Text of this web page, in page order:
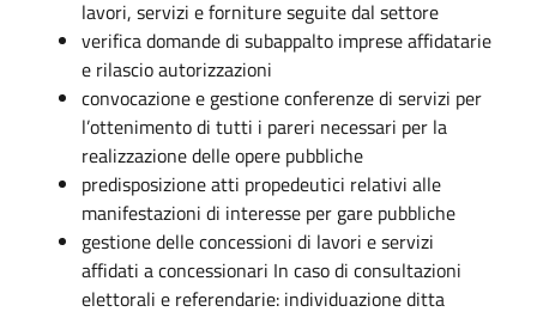
lavori, servizi e forniture seguite dal settore
verifica domande di subappalto imprese affidatarie
e rilascio autorizzazioni
convocazione e gestione conferenze di servizi per
l’ottenimento di tutti i pareri necessari per la
realizzazione delle opere pubbliche
predisposizione atti propedeutici relativi alle
manifestazioni di interesse per gare pubbliche
gestione delle concessioni di lavori e servizi
affidati a concessionari In caso di consultazioni
elettorali e referendarie: individuazione ditta